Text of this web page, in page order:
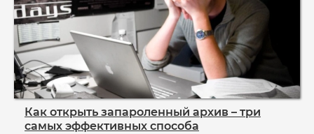
Как открыть запароленный архив – три
самых эффективных способа